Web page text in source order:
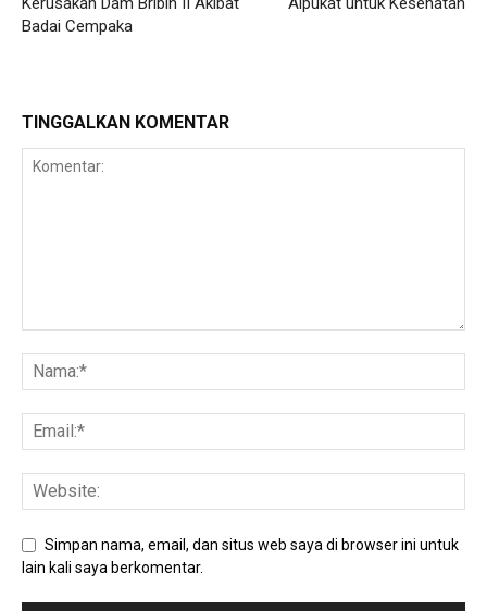
Badai Cempaka
TINGGALKAN KOMENTAR
Simpan nama, email, dan situs web saya di browser ini untuk
lain kali saya berkomentar.